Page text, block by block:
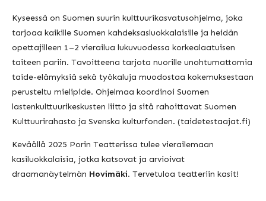
Kyseessä on Suomen suurin kulttuurikasvatusohjelma, joka
tarjoaa kaikille Suomen kahdeksasluokkalaisille ja heidän
opettajilleen 1–2 vierailua lukuvuodessa korkealaatuisen
taiteen pariin. Tavoitteena tarjota nuorille unohtumattomia
taide-elämyksiä sekä työkaluja muodostaa kokemuksestaan
perusteltu mielipide. Ohjelmaa koordinoi Suomen
lastenkulttuurikeskusten liitto ja sitä rahoittavat Suomen
Kulttuurirahasto ja Svenska kulturfonden. (taidetestaajat.fi)
Keväällä 2025 Porin Teatterissa tulee vierailemaan
kasiluokkalaisia, jotka katsovat ja arvioivat
draamanäytelmän Hovimäki. Tervetuloa teatteriin kasit!